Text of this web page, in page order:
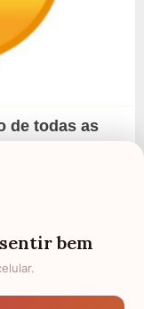
de todas as
para
forma de
a evolução
bem